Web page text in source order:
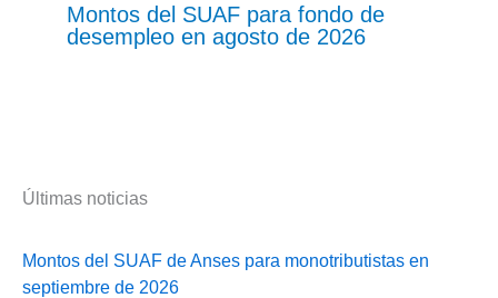
Montos del SUAF para fondo de
desempleo en agosto de 2026
Últimas noticias
Montos del SUAF de Anses para monotributistas en
septiembre de 2026